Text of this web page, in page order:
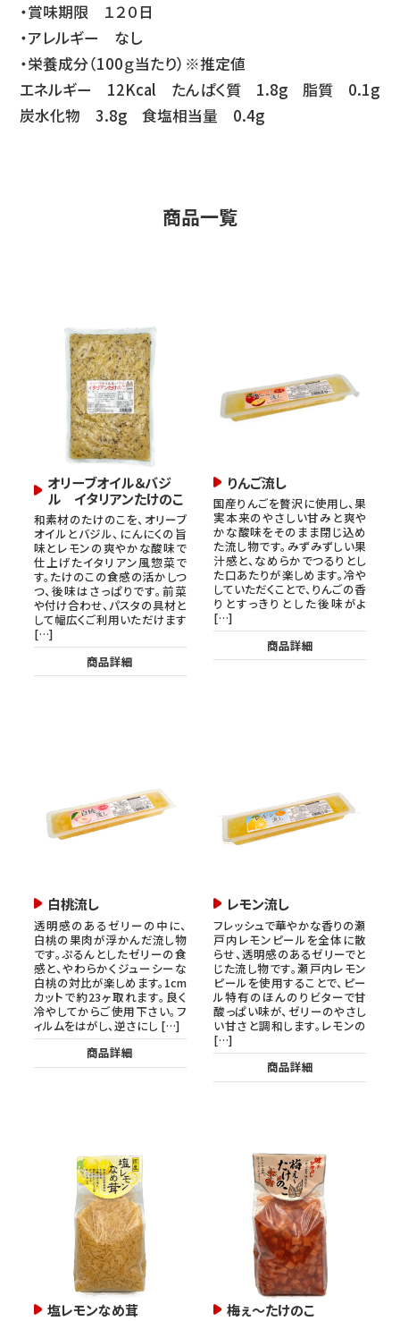
・賞味期限 １２０日
・アレルギー なし
・栄養成分（100ｇ当たり）※推定値
エネルギー 12Kcal たんぱく質 1.8g 脂質 0.1g
炭水化物 3.8g 食塩相当量 0.4g
商品一覧
オリーブオイル＆バジ
ル イタリアンたけのこ
和素材のたけのこを、オリーブ
オイルとバジル、にんにくの旨
味とレモンの爽やかな酸味で
仕上げたイタリアン風惣菜で
す。たけのこの食感の活かしつ
つ、後味はさっぱりです。前菜
や付け合わせ、パスタの具材と
して幅広くご利用いただけます
[…]
商品詳細
りんご流し
国産りんごを贅沢に使用し、果
実本来のやさしい甘みと爽や
かな酸味をそのまま閉じ込め
た流し物です。みずみずしい果
汁感と、なめらかでつるりとし
た口あたりが楽しめます。冷や
していただくことで、りんごの香
りとすっきりとした後味がよ
[…]
商品詳細
白桃流し
透明感のあるゼリーの中に、
白桃の果肉が浮かんだ流し物
です。ぷるんとしたゼリーの食
感と、やわらかくジューシーな
白桃の対比が楽しめます。1cm
カットで約23ヶ取れます。良く
冷やしてからご使用下さい。フ
ィルムをはがし、逆さにし […]
商品詳細
レモン流し
フレッシュで華やかな香りの瀬
戸内レモンピールを全体に散
らせ、透明感のあるゼリーでと
じた流し物です。瀬戸内レモン
ピールを使用することで、ピー
ル特有のほんのりビターで甘
酸っぱい味が、ゼリーのやさし
い甘さと調和します。レモンの
[…]
商品詳細
塩レモンなめ茸 梅ぇ～たけのこ